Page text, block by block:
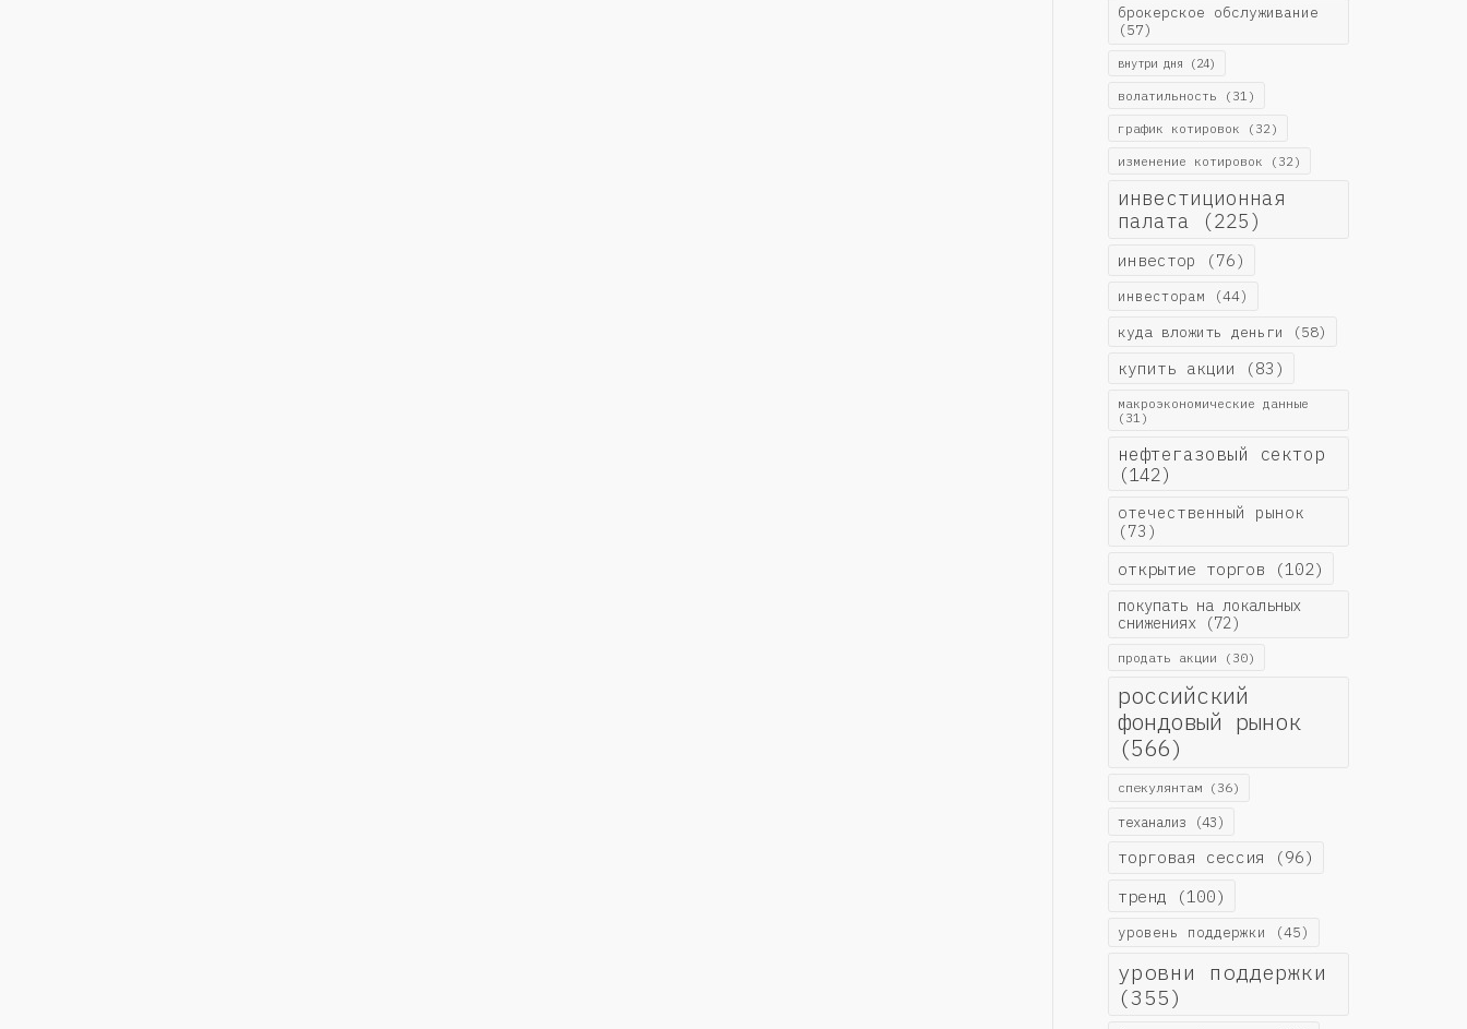
брокерское обслуживание
(57)
внутри дня (24)
волатильность (31)
график котировок (32)
изменение котировок (32)
инвестиционная
палата (225)
инвестор (76)
инвесторам (44)
куда вложить деньги (58)
купить акции (83)
макроэкономические данные
(31)
нефтегазовый сектор
(142)
отечественный рынок
(73)
открытие торгов (102)
покупать на локальных
снижениях(72)
продать акции (30)
российский
фондовый рынок
(566)
спекулянтам(36)
теханализ (43)
торговая сессия (96)
тренд (100)
уровень поддержки (45)
уровни поддержки
(355)